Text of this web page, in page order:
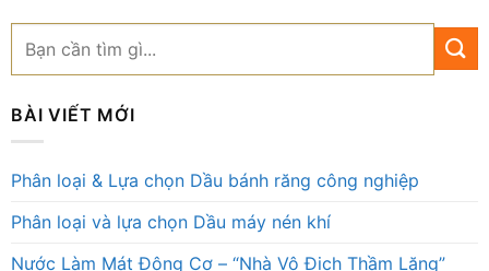
BÀI VIẾT MỚI
Phân loại & Lựa chọn Dầu bánh răng công nghiệp
Phân loại và lựa chọn Dầu máy nén khí
Nước Làm Mát Động Cơ – “Nhà Vô Địch Thầm Lặng”